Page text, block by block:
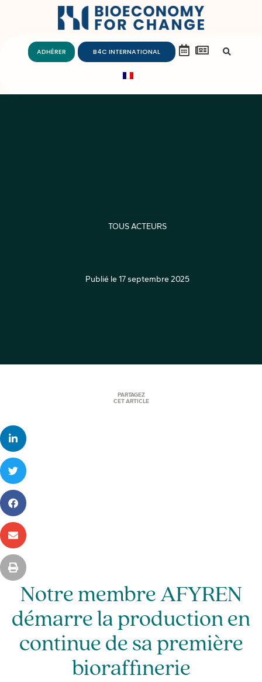
ADHÉRER B4C INTERNATIONAL
TOUS ACTEURS
Publié le17 septembre 2025
PARTAGEZ
CET ARTICLE
Notre membre AFYREN
démarre la production en
continue de sa première
bioraffinerie